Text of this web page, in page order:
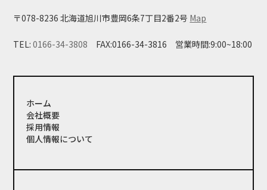
ホーム
会社概要
採用情報
個人情報について
〒078-8236 北海道旭川市豊岡6条7丁目2番2号 Map
TEL:0166-34-3808 FAX:0166-34-3816 営業時間:9:00~18:00